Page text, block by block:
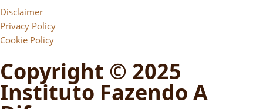
Disclaimer
Privacy Policy
Cookie Policy
Copyright © 2025
Instituto Fazendo A